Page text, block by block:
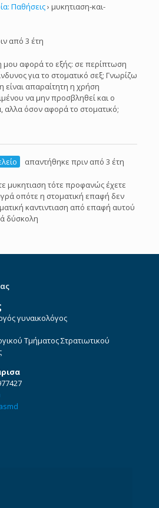
Παθήσεις› μυκητιαση-και-
από 3 έτη
αφορά το εξής: σε περίπτωση
για το στοματικό σεξ; Γνωρίζω
είναι απαραίτητη η χρήση
να μην προσβληθεί και ο
αλλα όσον αφορά το στοματικό;
απαντήθηκε πριν από 3 έτη
μυκητιαση τότε προφανώς έχετε
οπότε η στοματική επαφή δεν
καντιντιαση από επαφή αυτού
δύσκολη
γυναικολόγος
Τμήματος Στρατιωτικού